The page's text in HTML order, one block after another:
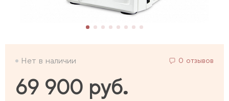
Нет в наличии 0 отзывов
69 900 руб.